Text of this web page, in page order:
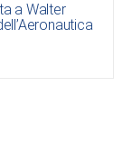
a Walter